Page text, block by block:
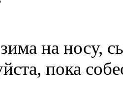
на носу,
пока